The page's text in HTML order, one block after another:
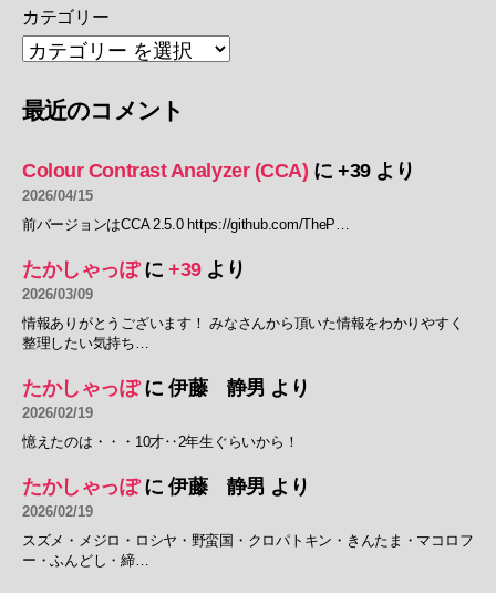
カテゴリー
最近のコメント
Colour Contrast Analyzer (CCA) に+39より
2026/04/15
前バージョンはCCA 2.5.0 https://github.com/TheP…
たかしゃっぽに +39より
2026/03/09
情報ありがとうございます！ みなさんから頂いた情報をわかりやすく
整理したい気持ち…
たかしゃっぽに 伊藤 静男 より
2026/02/19
憶えたのは・・・10才‥2年生ぐらいから！
たかしゃっぽに 伊藤 静男 より
2026/02/19
スズメ・メジロ・ロシヤ・野蛮国・クロパトキン・きんたま・マコロフ
ー・ふんどし・締…